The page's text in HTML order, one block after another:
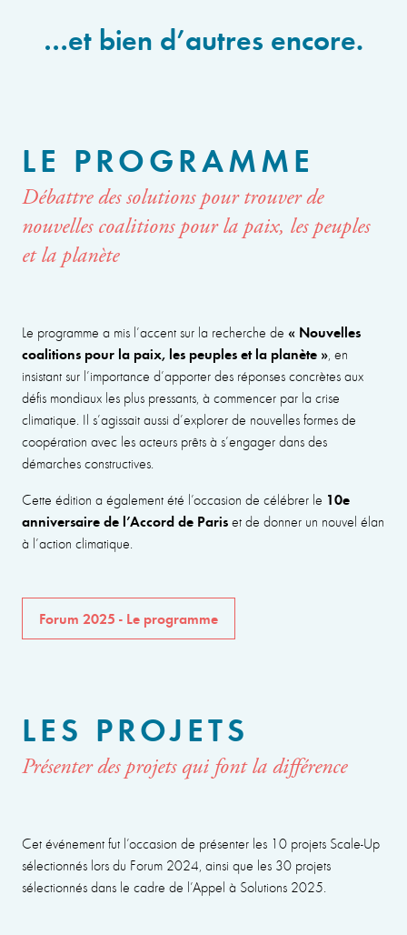
…et bien d’autres encore.
LE PROGRAMME
Débattre des solutions pour trouver de
nouvelles coalitions pour la paix, les peuples
et la planète
Le programme a mis l’accent sur la recherche de « Nouvelles
coalitions pour la paix, les peuples et la planète » , en
insistant sur l’importance d’apporter des réponses concrètes aux
défis mondiaux les plus pressants, à commencer par la crise
climatique. Il s’agissait aussi d’explorer de nouvelles formes de
coopération avec les acteurs prêts à s’engager dans des
démarches constructives.
Cette édition a également été l’occasion de célébrer le 10e
anniversaire de l’Accord de Paris et de donner un nouvel élan
à l’action climatique.
Forum 2025 - Le programme
LES PROJETS
Présenter des projets qui font la différence
Cet événement fut l’occasion de présenter les 10 projets Scale-Up
sélectionnés lors du Forum 2024, ainsi que les 30 projets
sélectionnés dans le cadre de l’Appel à Solutions 2025.